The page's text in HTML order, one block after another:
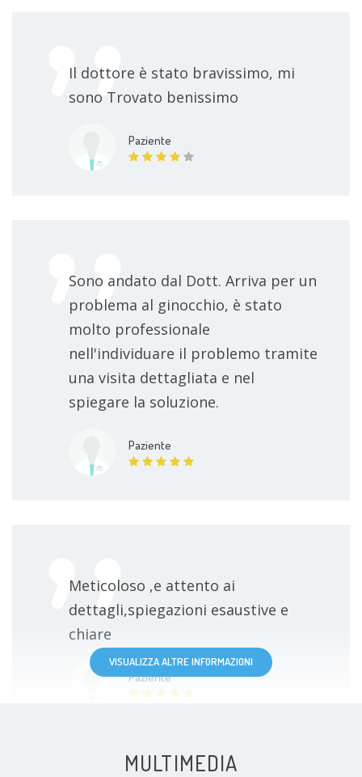
Il dottore è stato bravissimo, mi
sono Trovato benissimo
Paziente
Sono andato dal Dott. Arriva per un
problema al ginocchio, è stato
molto professionale
nell'individuare il problemo tramite
una visita dettagliata e nel
spiegare la soluzione.
Paziente
Meticoloso ,e attento ai
dettagli,spiegazioni esaustive e
chiare
Paziente
VISUALIZZA ALTRE INFORMAZIONI
MULTIMEDIA